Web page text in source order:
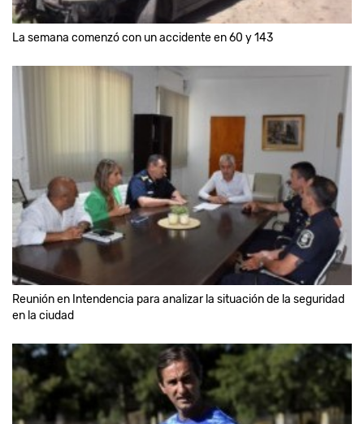
La semana comenzó con un accidente en 60 y 143
Reunión en Intendencia para analizar la situación de la seguridad
en la ciudad